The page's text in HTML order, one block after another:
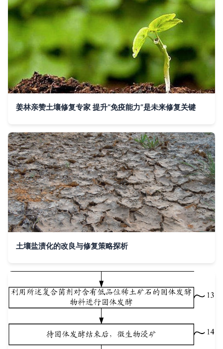
姜林亲赞土壤修复专家 提升“免疫能力”是未来修复关键
土壤盐渍化的改良与修复策略探析